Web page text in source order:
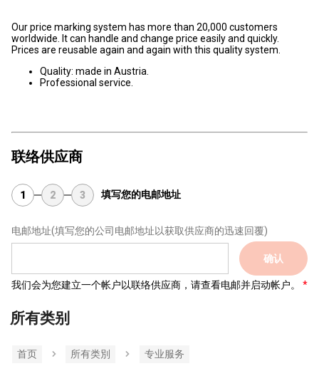
Our price marking system has more than 20,000 customers
worldwide. It can handle and change price easily and quickly.
Prices are reusable again and again with this quality system.
Quality: made in Austria.
Professional service.
联络供应商
1 2 3 填写您的电邮地址
电邮地址(填写您的公司电邮地址以获取供应商的迅速回覆)
确认
我们会为您建立一个帐户以联络供应商，请查看电邮并启动帐户。
所有类别
首页 所有类別 专业服务